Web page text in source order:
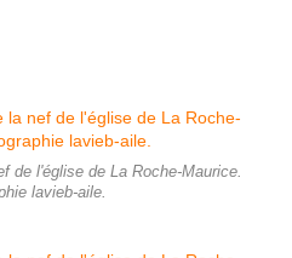
de l'église de La Roche-Maurice.
lavieb-aile.